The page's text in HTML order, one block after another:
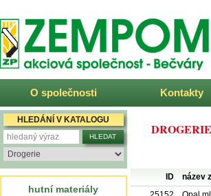
O společnosti Kontakty
DROGERIE
ID
název
HLEDÁNÍ V KATALOGU
hutní materiály